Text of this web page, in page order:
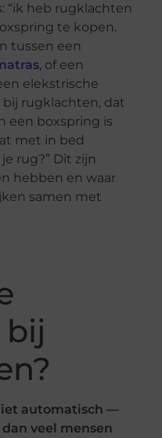
“ik heb rugklachten
te kopen.
tussen een
, of een
elekstrische
bij rugklachten, dat
een boxspring is
met in bed
rug?” Dit zijn
hebben en waar
samen met
automatisch —
veel mensen